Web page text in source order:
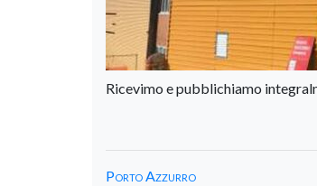
Ricevimo e pubblichiamo
Porto Azzurro